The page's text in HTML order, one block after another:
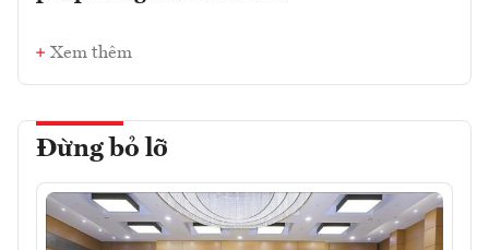
Xem thêm
Đừng bỏ lỡ